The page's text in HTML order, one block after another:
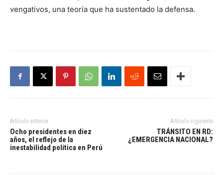
vengativos, una teoría que ha sustentado la defensa.
Artículo anterior
Ocho presidentes en diez
años, el reflejo de la
inestabilidad política en Perú
Artículo siguiente
TRÁNSITO EN RD:
¿EMERGENCIA NACIONAL?